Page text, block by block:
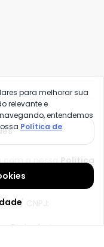
com a nossa Política
/ CNPJ:
Badenfurt -
para melhorar sua
relevante e
entendemos
Política de